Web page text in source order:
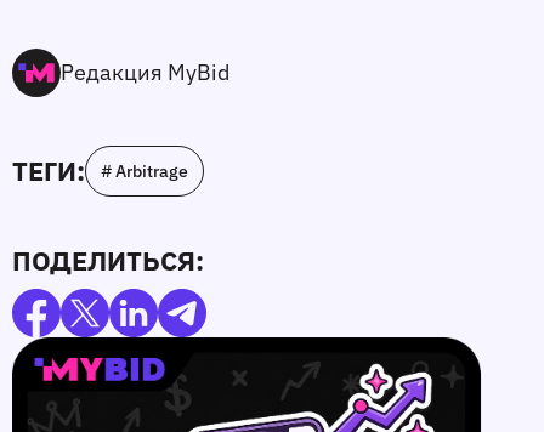
Редакция MyBid
ТЕГИ: # Arbitrage
ПОДЕЛИТЬСЯ: